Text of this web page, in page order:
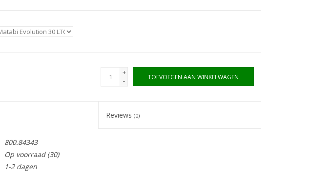
+
-
TOEVOEGEN AAN WINKELWAGEN
Reviews(0)
800.84343
Op voorraad(30)
1-2 dagen